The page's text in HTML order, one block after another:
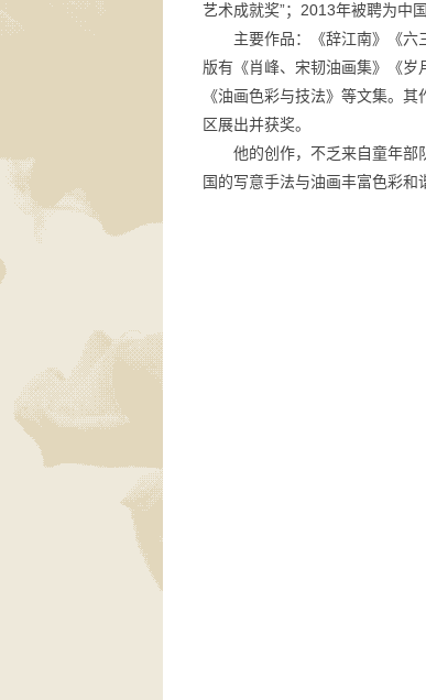
艺术成就奖”；2013年被聘为中
主要作品：《辞江南》《
版有《肖峰、宋韧油画集》《
《油画色彩与技法》等文集。
区展出并获奖。
他的创作，不乏来自童年部
国的写意手法与油画丰富色彩和